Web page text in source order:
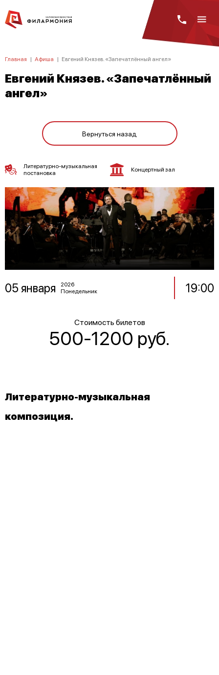
Главная | Афиша | Евгений Князев. «Запечатлённый ангел»
Евгений Князев. «Запечатлённый
ангел»
Вернуться назад
05 января
2026
Понедельник
19:00
Стоимость билетов
500-1200 руб.
Литературно-музыкальная
постановка
Концертный зал
Литературно-музыкальная
композиция.